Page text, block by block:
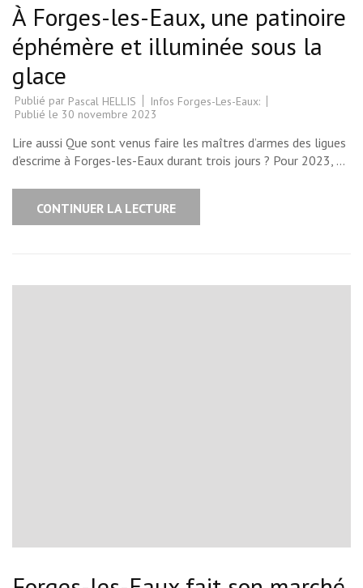
À Forges-les-Eaux, une patinoire
éphémère et illuminée sous la
glace
Publié par Pascal HELLIS
Infos Forges-Les-Eaux:
Publié le 30 novembre 2023
Lire aussi Que sont venus faire les maîtres d’armes des ligues
d’escrime à Forges-les-Eaux durant trois jours ? Pour 2023, …
CONTINUER LA LECTURE